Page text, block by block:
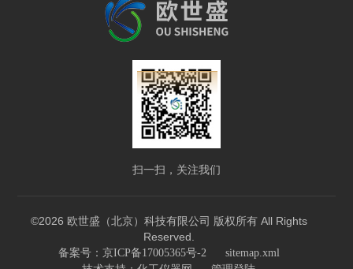
扫一扫，关注我们
©2026 欧世盛（北京）科技有限公司 版权所有 All Rights
Reserved.
备案号：京ICP备17005365号-2 sitemap.xml